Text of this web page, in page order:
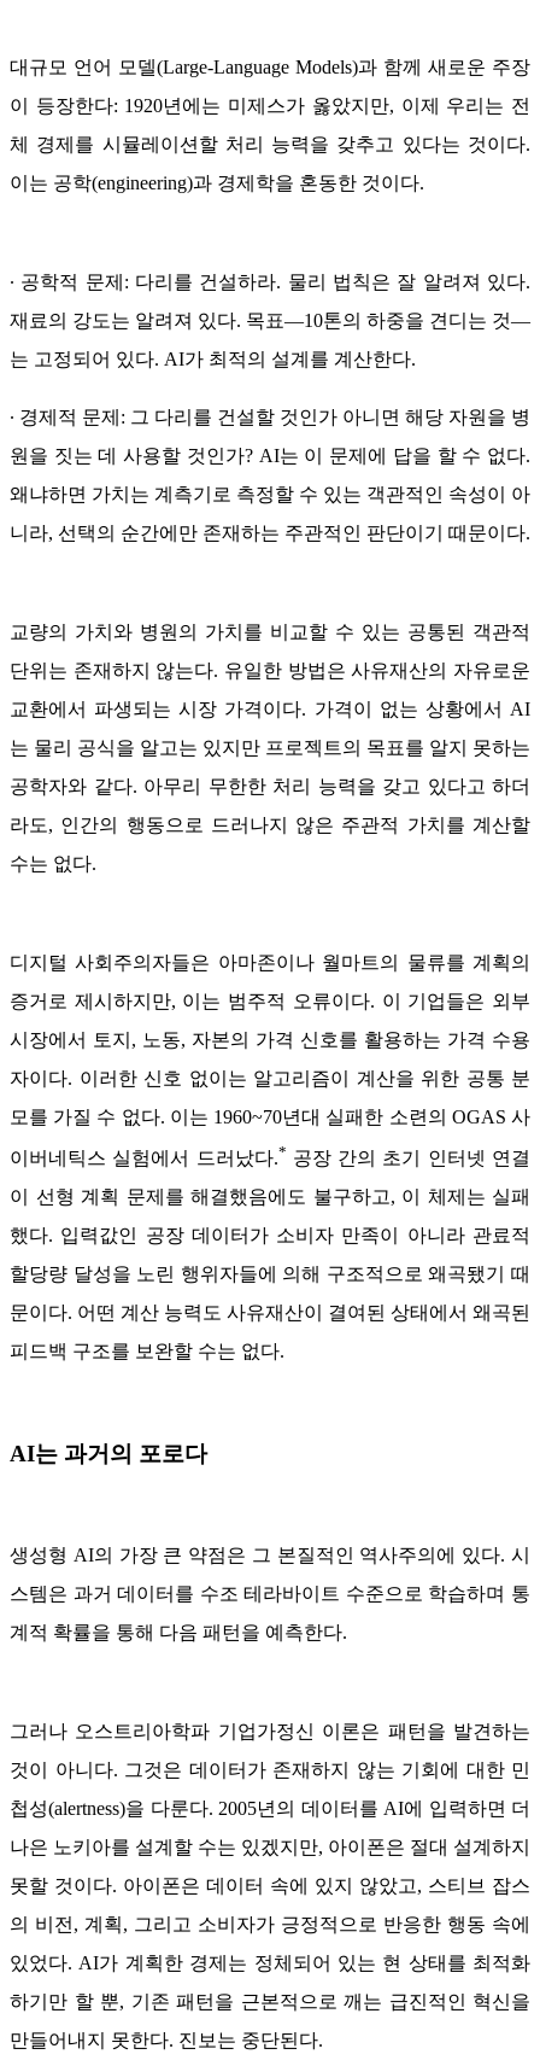
대규모 언어 모델(Large-Language Models)과 함께 새로운 주장
이 등장한다: 1920년에는 미제스가 옳았지만, 이제 우리는 전
체 경제를 시뮬레이션할 처리 능력을 갖추고 있다는 것이다.
이는 공학(engineering)과 경제학을 혼동한 것이다.
∙ 공학적 문제: 다리를 건설하라. 물리 법칙은 잘 알려져 있다.
재료의 강도는 알려져 있다. 목표―10톤의 하중을 견디는 것―
는 고정되어 있다. AI가 최적의 설계를 계산한다.
∙ 경제적 문제: 그 다리를 건설할 것인가 아니면 해당 자원을 병
원을 짓는 데 사용할 것인가? AI는 이 문제에 답을 할 수 없다.
왜냐하면 가치는 계측기로 측정할 수 있는 객관적인 속성이 아
니라, 선택의 순간에만 존재하는 주관적인 판단이기 때문이다.
교량의 가치와 병원의 가치를 비교할 수 있는 공통된 객관적
단위는 존재하지 않는다. 유일한 방법은 사유재산의 자유로운
교환에서 파생되는 시장 가격이다. 가격이 없는 상황에서 AI
는 물리 공식을 알고는 있지만 프로젝트의 목표를 알지 못하는
공학자와 같다. 아무리 무한한 처리 능력을 갖고 있다고 하더
라도, 인간의 행동으로 드러나지 않은 주관적 가치를 계산할
수는 없다.
디지털 사회주의자들은 아마존이나 월마트의 물류를 계획의
증거로 제시하지만, 이는 범주적 오류이다. 이 기업들은 외부
시장에서 토지, 노동, 자본의 가격 신호를 활용하는 가격 수용
자이다. 이러한 신호 없이는 알고리즘이 계산을 위한 공통 분
모를 가질 수 없다. 이는 1960~70년대 실패한 소련의 OGAS 사
이버네틱스 실험에서 드러났다.* 공장 간의 초기 인터넷 연결
이 선형 계획 문제를 해결했음에도 불구하고, 이 체제는 실패
했다. 입력값인 공장 데이터가 소비자 만족이 아니라 관료적
할당량 달성을 노린 행위자들에 의해 구조적으로 왜곡됐기 때
문이다. 어떤 계산 능력도 사유재산이 결여된 상태에서 왜곡된
피드백 구조를 보완할 수는 없다.
AI는 과거의 포로다
생성형 AI의 가장 큰 약점은 그 본질적인 역사주의에 있다. 시
스템은 과거 데이터를 수조 테라바이트 수준으로 학습하며 통
계적 확률을 통해 다음 패턴을 예측한다.
그러나 오스트리아학파 기업가정신 이론은 패턴을 발견하는
것이 아니다. 그것은 데이터가 존재하지 않는 기회에 대한 민
첩성(alertness)을 다룬다. 2005년의 데이터를 AI에 입력하면 더
나은 노키아를 설계할 수는 있겠지만, 아이폰은 절대 설계하지
못할 것이다. 아이폰은 데이터 속에 있지 않았고, 스티브 잡스
의 비전, 계획, 그리고 소비자가 긍정적으로 반응한 행동 속에
있었다. AI가 계획한 경제는 정체되어 있는 현 상태를 최적화
하기만 할 뿐, 기존 패턴을 근본적으로 깨는 급진적인 혁신을
만들어내지 못한다. 진보는 중단된다.